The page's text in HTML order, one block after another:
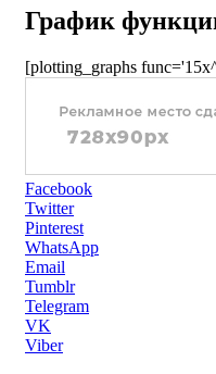
График
[plotting_graphs
Facebook
Twitter
Pinterest
WhatsApp
Email
Tumblr
Telegram
VK
Viber